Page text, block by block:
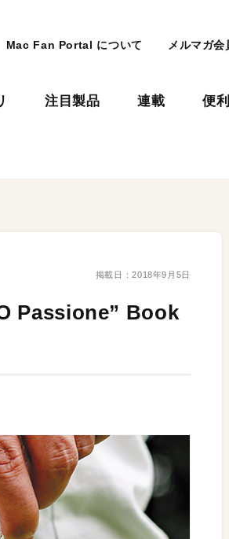
Mac Fan Portal について メルマガ会
注目製品 連載 便
掲載日：2018年9月5日
Passione” Book